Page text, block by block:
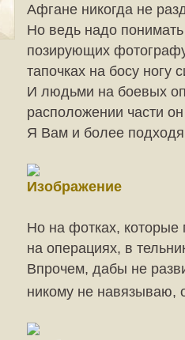
Афгане никогда не
Но ведь надо
позирующих
тапочках на босу ногу
И людьми на боевых
расположении части
Я Вам и более
Но на фотках, которые
на операциях, в
Впрочем, дабы не
никому не навязываю,